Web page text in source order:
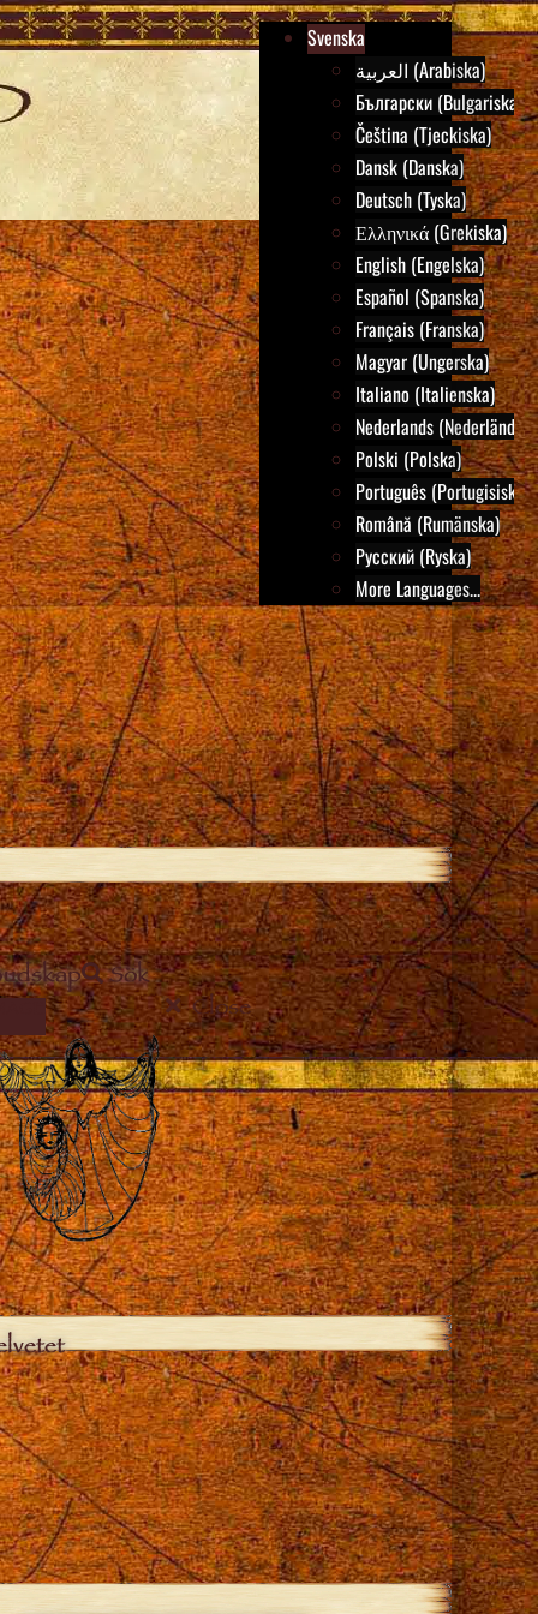
Svenska
العربية (Arabiska)
Български (Bulgariska)
Čeština (Tjeckiska)
Dansk (Danska)
Deutsch (Tyska)
Ελληνικά (Grekiska)
English (Engelska)
Español (Spanska)
Français (Franska)
Magyar (Ungerska)
Italiano (Italienska)
Nederlands
Polski (Polska)
Português (Portugisiska)
Română (Rumänska)
Русский (Ryska)
More Languages...
Sök
Close